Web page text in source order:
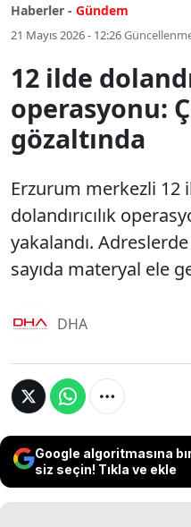
Haberler - Gündem
21 Mayıs 2026 - 12:26
12 ilde
operasyonu:
gözaltında
Erzurum merkezli 12
dolandırıcılık
yakalandı.
sayıda materyal ele
DHA
Google algoritmasına
siz seçin! Tıkla ve ekle